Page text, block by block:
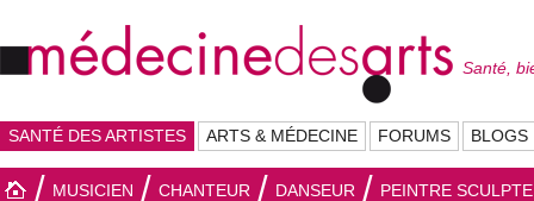
Santé,
SANTÉ DES ARTISTES ARTS & MÉDECINE FORUMS BLOGS
MUSICIEN CHANTEUR DANSEUR PEINTRE